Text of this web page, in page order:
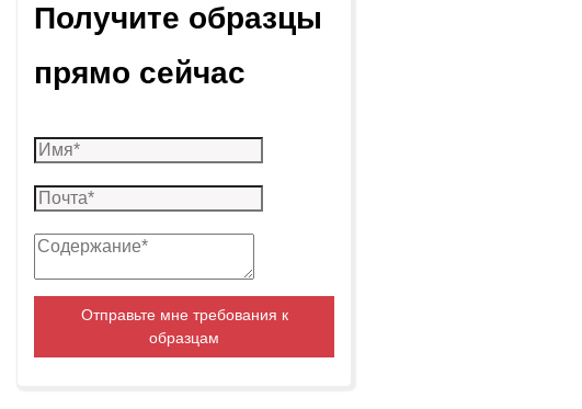
Получите образцы
прямо сейчас
Отправьте мне требования к
образцам